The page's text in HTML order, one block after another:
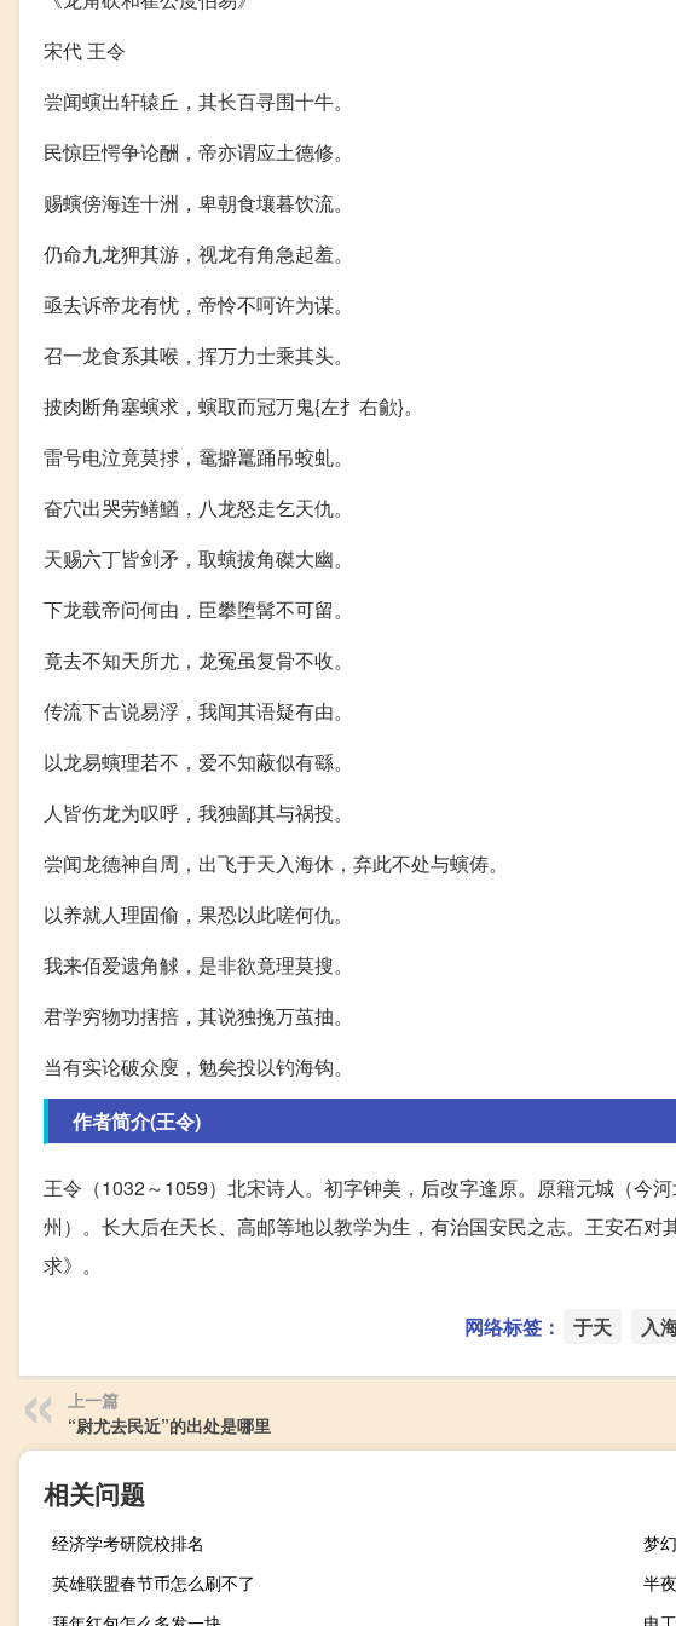
宋代 王令
尝闻螾出轩辕丘，其长百寻围十牛。
民惊臣愕争论酬，帝亦谓应土德修。
赐螾傍海连十洲，卑朝食壤暮饮流。
仍命九龙狎其游，视龙有角急起羞。
亟去诉帝龙有忧，帝怜不呵许为谋。
召一龙食系其喉，挥万力士乘其头。
披肉断角塞螾求，螾取而冠万鬼{左扌右歈}。
雷号电泣竟莫捄，鼋擗鼍踊吊蛟虬。
奋穴出哭劳鳝鰌，八龙怒走乞天仇。
天赐六丁皆剑矛，取螾拔角磔大幽。
下龙载帝问何由，臣攀堕髯不可留。
竟去不知天所尤，龙冤虽复骨不收。
传流下古说易浮，我闻其语疑有由。
以龙易螾理若不，爱不知蔽似有繇。
人皆伤龙为叹呼，我独鄙其与祸投。
尝闻龙德神自周，出飞于天入海休，弃此不处与螾俦。
以养就人理固偷，果恐以此嗟何仇。
我来佰爱遗角觩，是非欲竟理莫搜。
君学穷物功搳掊，其说独挽万茧抽。
当有实论破众廋，勉矣投以钓海钩。
作者简介(王令)
王令（1032～1059）北宋诗人。初字钟美，后改字逢原。原籍元城（今
州）。长大后在天长、高邮等地以教学为生，有治国安民之志。王安石
求》。
网络标签： 于天 入
上一篇
“尉尤去民近”的出处是哪里
相关问题
经济学考研院校排名
梦
英雄联盟春节币怎么刷不了
半